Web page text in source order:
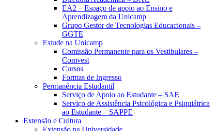
EA2 – Espaço de apoio ao Ensino e
Aprendizagem da Unicamp
Grupo Gestor de Tecnologias Educacionais –
GGTE
Estude na Unicamp
Comissão Permanente para os Vestibulares –
Comvest
Cursos
Formas de Ingresso
Permanência Estudantil
Serviço de Apoio ao Estudante – SAE
Serviço de Assistência Psicológica e Psiquiátrica
ao Estudante – SAPPE
Extensão e Cultura
Extensão na Universidade